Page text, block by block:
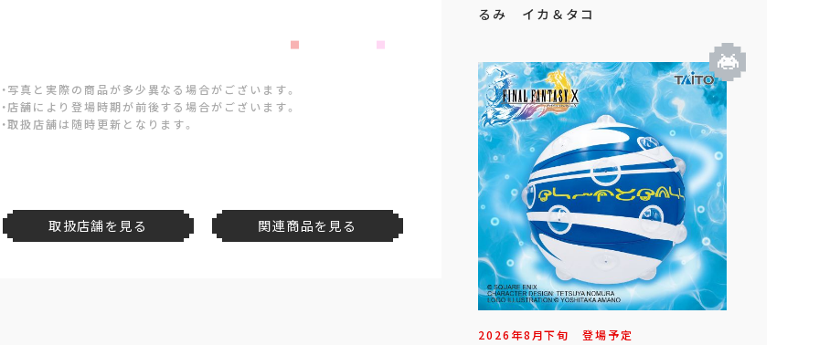
・写真と実際の商品が多少異なる場合がございます。
・店舗により登場時期が前後する場合がございます。
・取扱店舗は随時更新となります。
取扱店舗を見る 関連商品を見る
るみ イカ＆タコ
2026年8月下旬 登場予定